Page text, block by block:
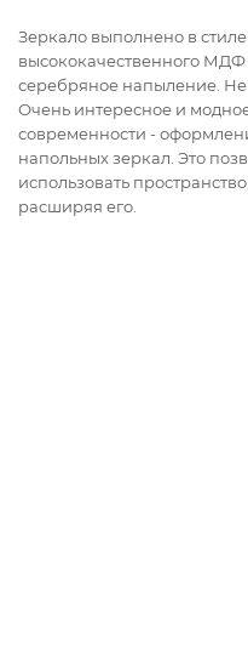
Зеркало выполнено в
высококачественного МДФ
серебряное напыление. Не
Очень интересное и
современности -
напольных зеркал. Это
использовать
расширяя его.